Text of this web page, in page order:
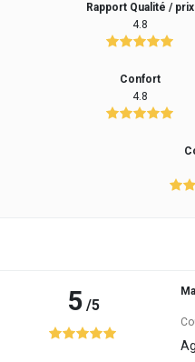
Rapport Qualité / prix
4.8
Confort
4.8
5/5